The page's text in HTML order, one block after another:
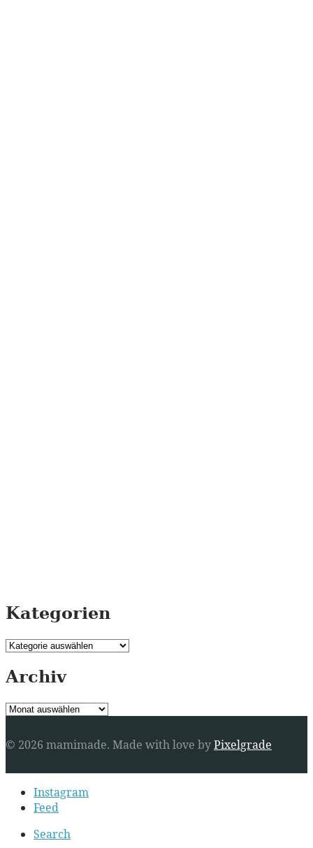
Kategorien
Kategorien
Archiv
Archiv
© 2026 mamimade. Made with love byPixelgrade
Secondary
navigationInstagram
Feed
Search